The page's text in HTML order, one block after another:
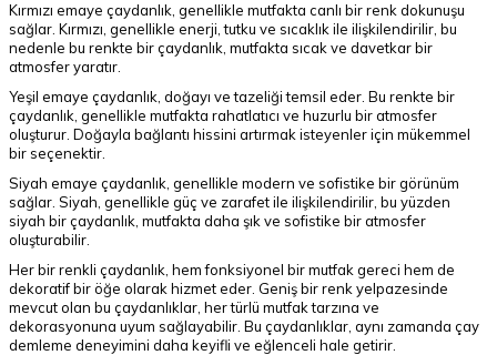
Kırmızı emaye çaydanlık, genellikle mutfakta canlı bir renk dokunuşu
sağlar. Kırmızı, genellikle enerji, tutku ve sıcaklık ile ilişkilendirilir, bu
nedenle bu renkte bir çaydanlık, mutfakta sıcak ve davetkar bir
atmosfer yaratır.
Yeşil emaye çaydanlık, doğayı ve tazeliği temsil eder. Bu renkte bir
çaydanlık, genellikle mutfakta rahatlatıcı ve huzurlu bir atmosfer
oluşturur. Doğayla bağlantı hissini artırmak isteyenler için mükemmel
bir seçenektir.
Siyah emaye çaydanlık, genellikle modern ve sofistike bir görünüm
sağlar. Siyah, genellikle güç ve zarafet ile ilişkilendirilir, bu yüzden
siyah bir çaydanlık, mutfakta daha şık ve sofistike bir atmosfer
oluşturabilir.
Her bir renkli çaydanlık, hem fonksiyonel bir mutfak gereci hem de
dekoratif bir öğe olarak hizmet eder. Geniş bir renk yelpazesinde
mevcut olan bu çaydanlıklar, her türlü mutfak tarzına ve
dekorasyonuna uyum sağlayabilir. Bu çaydanlıklar, aynı zamanda çay
demleme deneyimini daha keyifli ve eğlenceli hale getirir.